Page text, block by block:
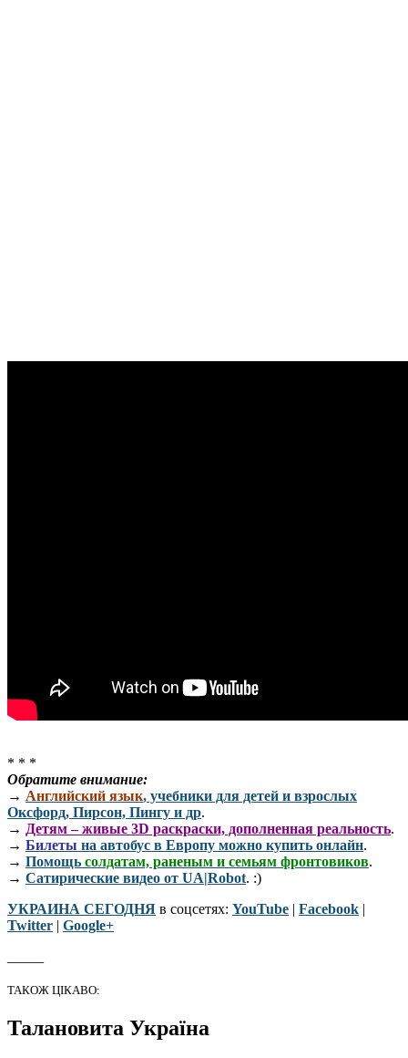
* * *
Обратите внимание:
→ Английский язык, учебники для детей и взрослых
Оксфорд, Пирсон, Пингу и др.
→ Детям – живые 3D раскраски, дополненная реальность.
→ Билеты на автобус в Европу можно купить онлайн.
→ Помощь солдатам, раненым и семьям фронтовиков.
→ Сатирические видео от UA|Robot. :)
УКРАИНА СЕГОДНЯ в соцсетях: YouTube | Facebook |
Twitter | Google+
ТАКОЖ ЦІКАВО:
Талановита Україна